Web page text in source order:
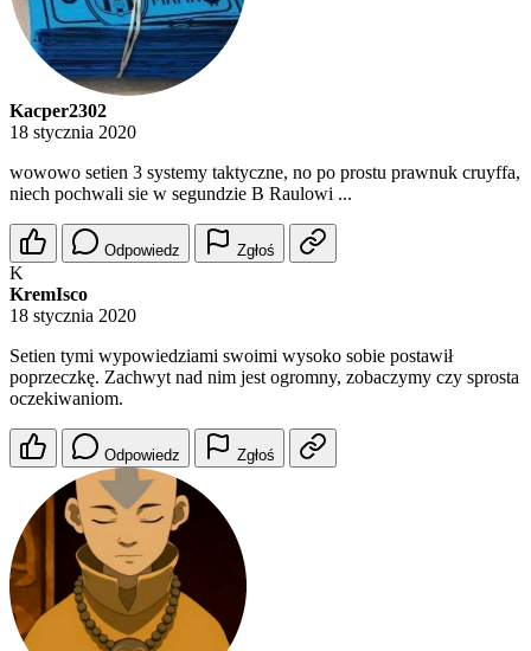
Kacper2302
18 stycznia 2020
wowowo setien 3 systemy taktyczne, no po prostu prawnuk cruyffa,
niech pochwali sie w segundzie B Raulowi ...
Odpowiedz Zgłoś
K
KremIsco
18 stycznia 2020
Setien tymi wypowiedziami swoimi wysoko sobie postawił
poprzeczkę. Zachwyt nad nim jest ogromny, zobaczymy czy sprosta
oczekiwaniom.
Odpowiedz Zgłoś